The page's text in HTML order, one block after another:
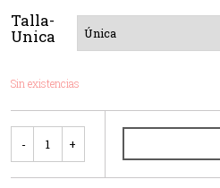
Talla-
Unica
Sin existencias